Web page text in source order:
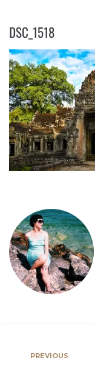
DSC_1518
PREVIOUS